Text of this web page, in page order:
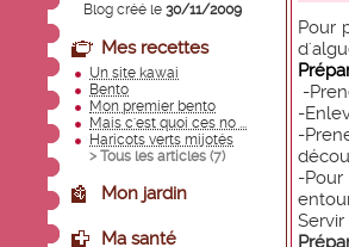
Blog créé le 30/11/2009
Mes recettes
Un site kawai
Bento
Mon premier bento
Mais c'est quoi ces no ...
Haricots verts mijotés
> Tous les articles (7)
Mon jardin
Ma santé
Pour
-
-
-
-